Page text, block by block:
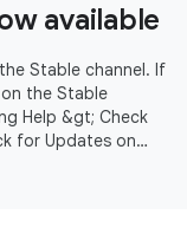
available
Stable channel. If
the Stable
Help &gt; Check
for Updates on